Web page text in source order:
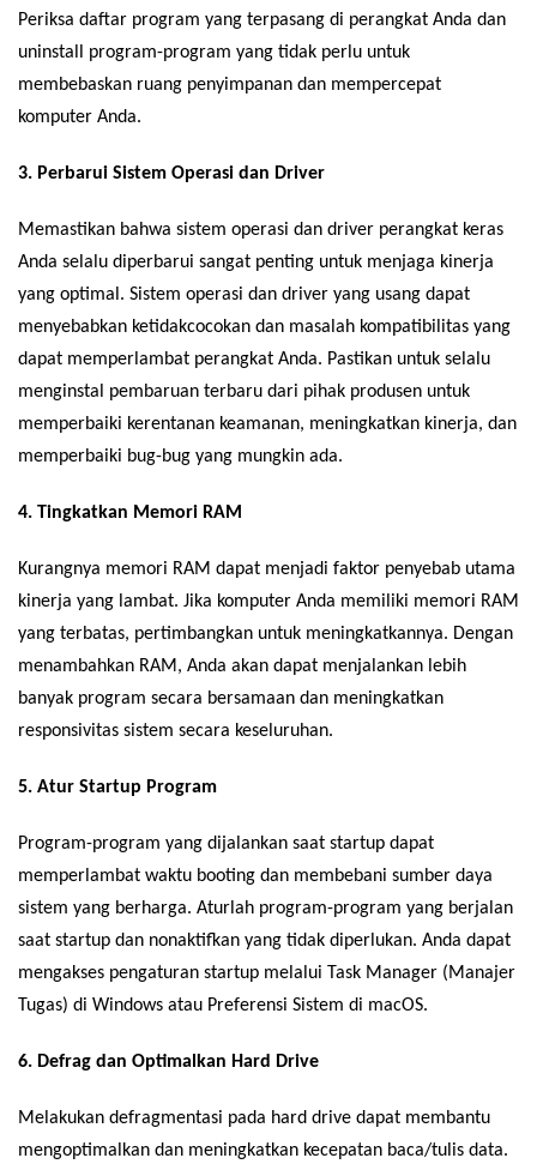
Periksa daftar program yang terpasang di perangkat Anda dan
uninstall program-program yang tidak perlu untuk
membebaskan ruang penyimpanan dan mempercepat
komputer Anda.
3. Perbarui Sistem Operasi dan Driver
Memastikan bahwa sistem operasi dan driver perangkat keras
Anda selalu diperbarui sangat penting untuk menjaga kinerja
yang optimal. Sistem operasi dan driver yang usang dapat
menyebabkan ketidakcocokan dan masalah kompatibilitas yang
dapat memperlambat perangkat Anda. Pastikan untuk selalu
menginstal pembaruan terbaru dari pihak produsen untuk
memperbaiki kerentanan keamanan, meningkatkan kinerja, dan
memperbaiki bug-bug yang mungkin ada.
4. Tingkatkan Memori RAM
Kurangnya memori RAM dapat menjadi faktor penyebab utama
kinerja yang lambat. Jika komputer Anda memiliki memori RAM
yang terbatas, pertimbangkan untuk meningkatkannya. Dengan
menambahkan RAM, Anda akan dapat menjalankan lebih
banyak program secara bersamaan dan meningkatkan
responsivitas sistem secara keseluruhan.
5. Atur Startup Program
Program-program yang dijalankan saat startup dapat
memperlambat waktu booting dan membebani sumber daya
sistem yang berharga. Aturlah program-program yang berjalan
saat startup dan nonaktifkan yang tidak diperlukan. Anda dapat
mengakses pengaturan startup melalui Task Manager (Manajer
Tugas) di Windows atau Preferensi Sistem di macOS.
6. Defrag dan Optimalkan Hard Drive
Melakukan defragmentasi pada hard drive dapat membantu
mengoptimalkan dan meningkatkan kecepatan baca/tulis data.